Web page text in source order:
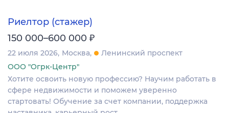
Риелтор (стажер)
150 000–600 000 ₽
22 июля 2026 Москва
Ленинский проспект
ООО "Огрк-Центр"
Хотите освоить новую профессию? Научим работать в
сфере недвижимости и поможем уверенно
стартовать! Обучение за счет компании, поддержка